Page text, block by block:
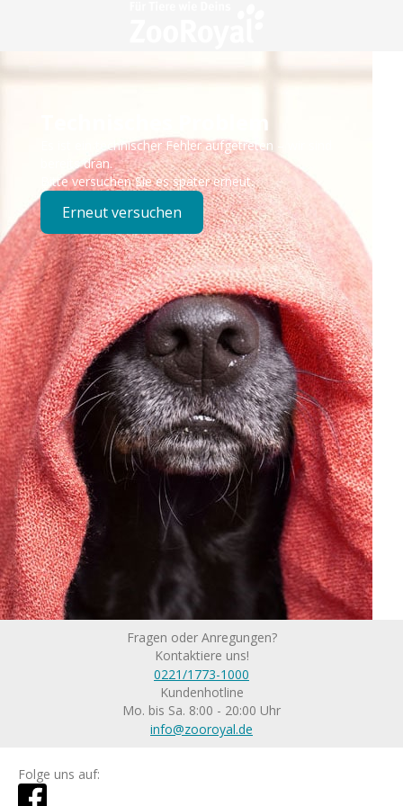
Technisches Problem
Es ist ein technischer Fehler aufgetreten – wir sind
bereits dran.
Bitte versuchen Sie es später erneut.
Erneut versuchen
Fragen oder Anregungen?
Kontaktiere uns!
0221/1773-1000
Kundenhotline
Mo. bis Sa. 8:00 - 20:00 Uhr
info@zooroyal.de
Folge uns auf: